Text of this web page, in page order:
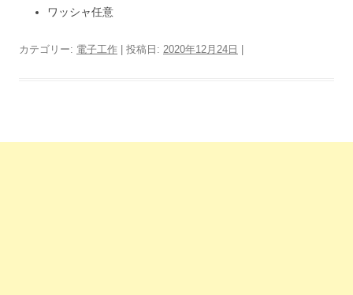
ワッシャ任意
カテゴリー: 電子工作 | 投稿日: 2020年12月24日